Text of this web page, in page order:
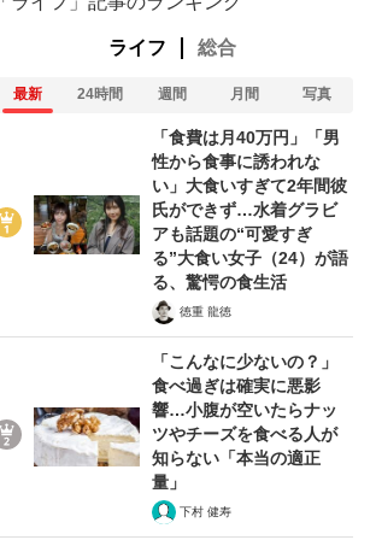
ライフ 総合
最新 24時間 週間 月間 写真
「食費は月40万円」「男
性から食事に誘われな
い」大食いすぎて2年間彼
氏ができず…水着グラビ
アも話題の“可愛すぎ
る”大食い女子（24）が語
る、驚愕の食生活
徳重 龍徳
「こんなに少ないの？」
食べ過ぎは確実に悪影
響…小腹が空いたらナッ
ツやチーズを食べる人が
知らない「本当の適正
量」
下村 健寿